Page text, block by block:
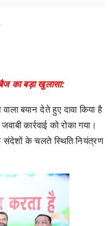
का बड़ा खुलासा:
बयान देते हुए दावा किया है
कार्रवाई को रोका गया।
संदेशों के चलते स्थिति नियंत्रण